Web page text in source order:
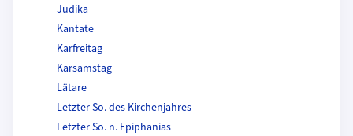
Judika
Kantate
Karfreitag
Karsamstag
Lätare
Letzter So. des Kirchenjahres
Letzter So. n. Epiphanias